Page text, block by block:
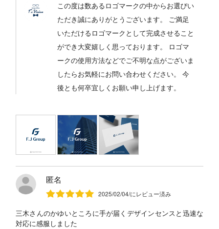
この度は数あるロゴマークの中からお選びい
ただき誠にありがとうございます。 ご満足
いただけるロゴマークとして完成させること
ができ大変嬉しく思っております。 ロゴマ
ークの使用方法などでご不明な点がございま
したらお気軽にお問い合わせください。 今
後とも何卒宜しくお願い申し上げます。
匿名
2025/02/04/にレビュー済み
三木さんのかゆいところに手が届くデザインセンスと迅速な
対応に感服しました